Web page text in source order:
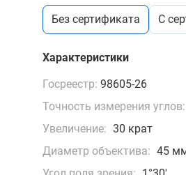
без сертификата c
Характеристики
Госреестр: 98605-26
Точность измерения углов:
Увеличение: 30 крат
Диаметр объектива: 45